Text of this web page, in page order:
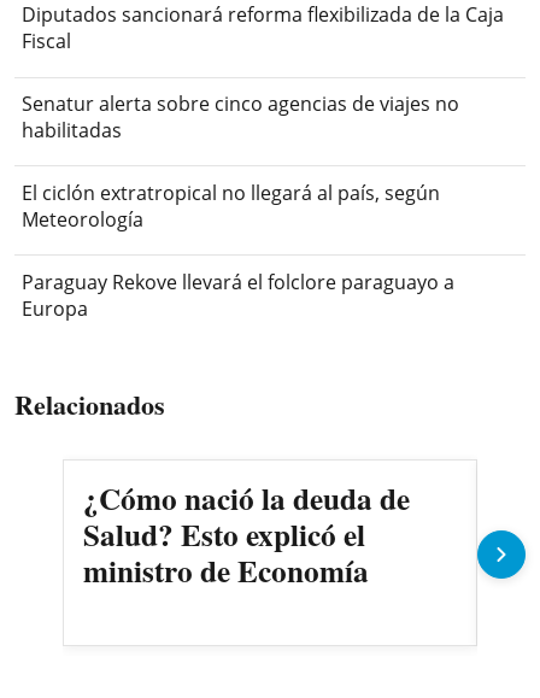
Diputados sancionará reforma flexibilizada de la Caja
Fiscal
Senatur alerta sobre cinco agencias de viajes no
habilitadas
El ciclón extratropical no llegará al país, según
Meteorología
Paraguay Rekove llevará el folclore paraguayo a
Europa
Relacionados
¿Cómo nació la deuda de
Salud? Esto explicó el
ministro de Economía